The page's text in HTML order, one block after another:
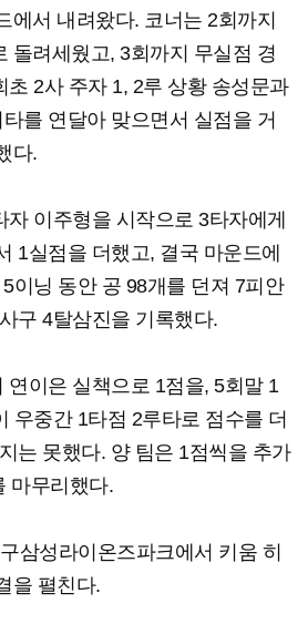
에서 내려왔다. 코너는 2회까지
돌려세웠고, 3회까지 무실점 경
초 2사 주자 1, 2루 상황 송성문과
를 연달아 맞으면서 실점을 거
다.
이주형을 시작으로 3타자에게
1실점을 더했고, 결국 마운드에
이닝 동안 공 98개를 던져 7피안
구 4탈삼진을 기록했다.
연이은 실책으로 1점을, 5회말 1
우중간 1타점 2루타로 점수를 더
는 못했다. 양 팀은 1점씩을 추가
마무리했다.
삼성라이온즈파크에서 키움 히
을 펼친다.